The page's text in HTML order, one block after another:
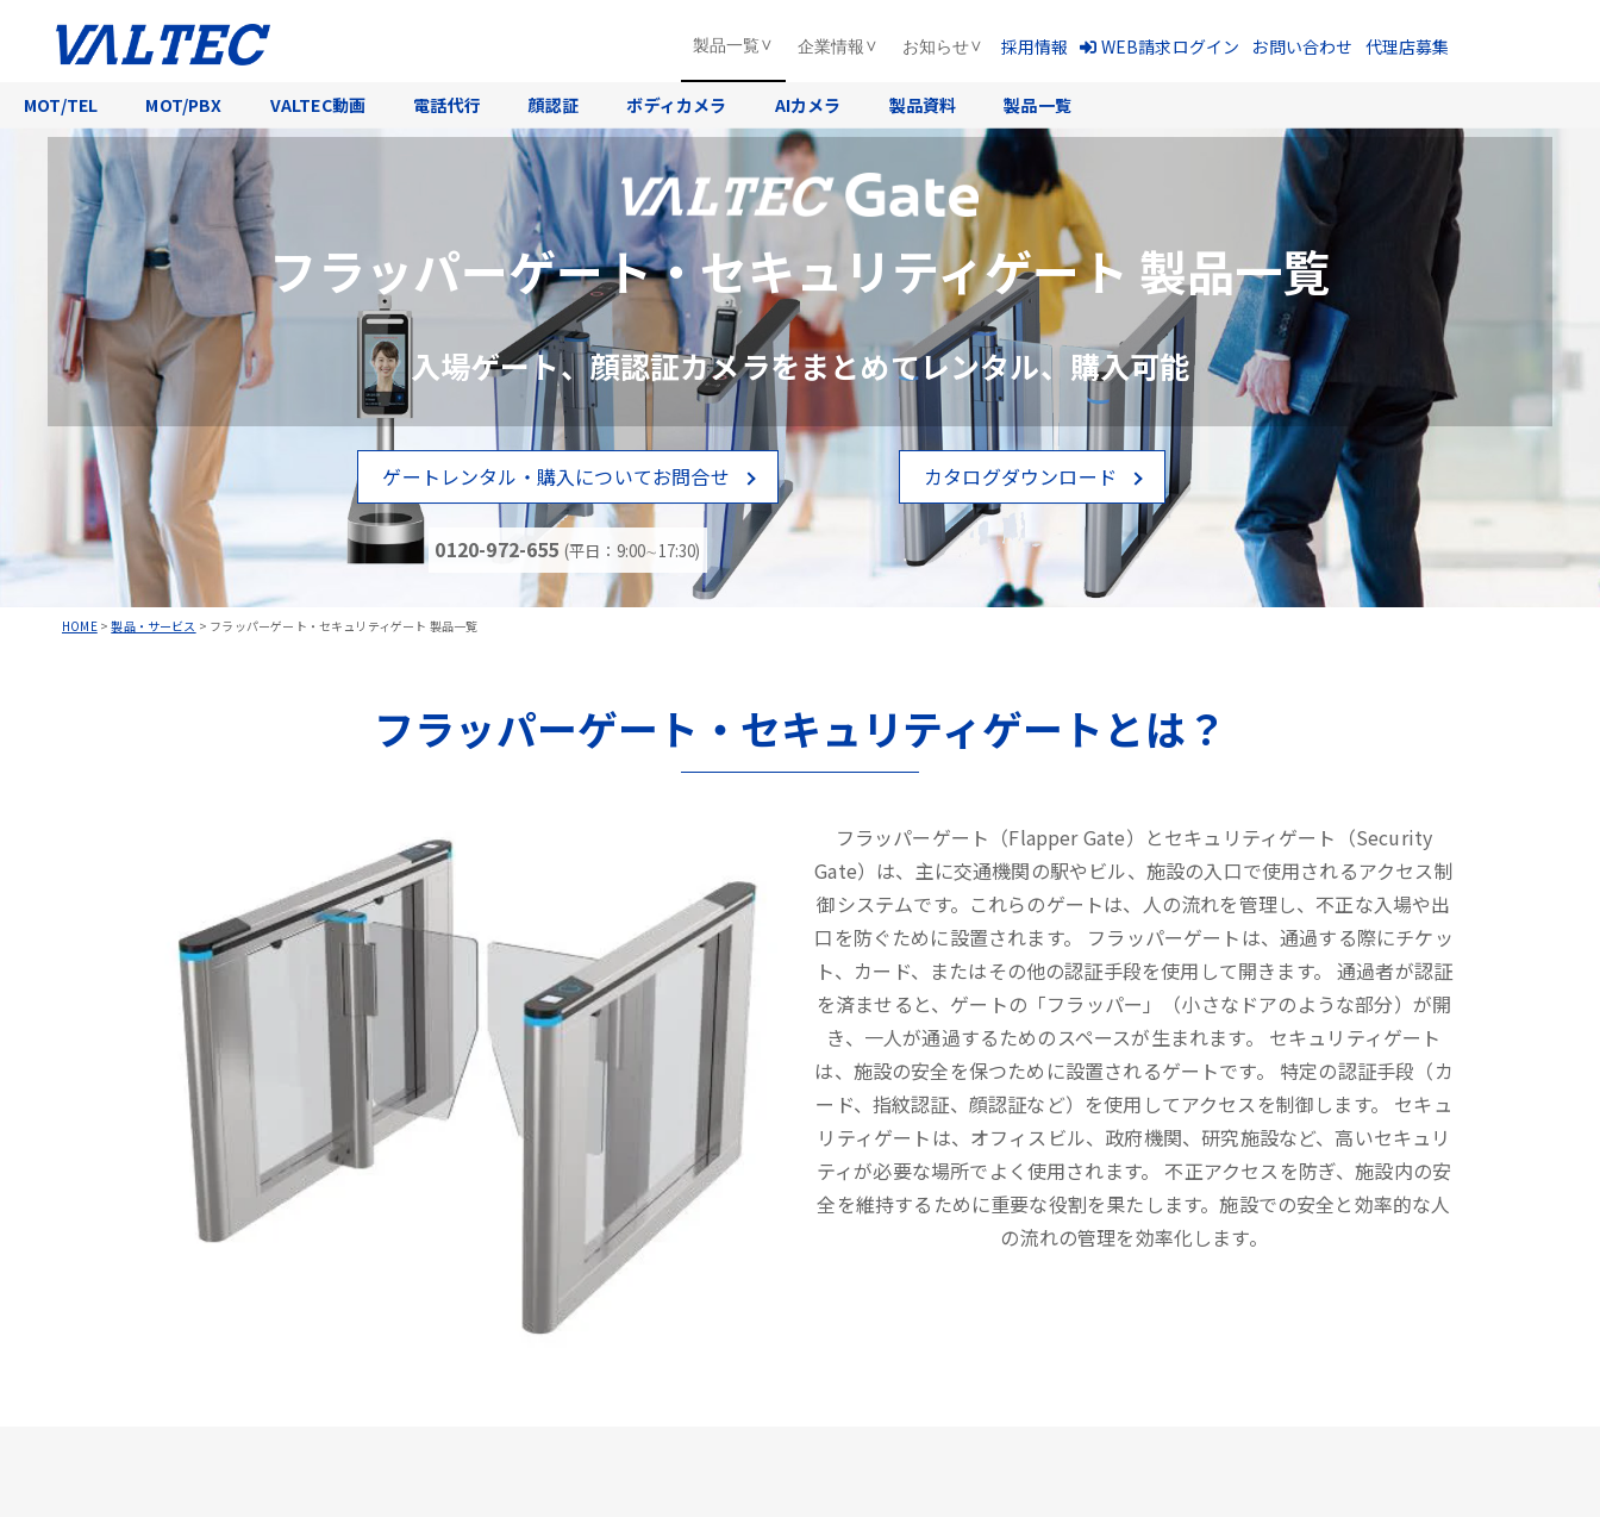
製品一覧
MOT/TEL MOT/PBX VALTEC動画 電話代行 顔認証 ボディカメラ AIカメラ 製品資料 製品一覧
企業情報 お知らせ 採用情報 WEB請求ログイン お問い合わせ 代理店募集
HOME>製品・サービス > フラッパーゲート・セキュリティゲート 製品一覧
フラッパーゲート・セキュリティゲート 製品一覧
入場ゲート、顔認証カメラをまとめてレンタル、購入可能
ゲートレンタル・購入についてお問合せ
0120-972-655 (平日：9:00∼17:30)
カタログダウンロード
フラッパーゲート・セキュリティゲートとは？
フラッパーゲート（Flapper Gate）とセキュリティゲート（Security
Gate）は、主に交通機関の駅やビル、施設の入口で使用されるアクセス制
御システムです。これらのゲートは、人の流れを管理し、不正な入場や出
口を防ぐために設置されます。 フラッパーゲートは、通過する際にチケッ
ト、カード、またはその他の認証手段を使用して開きます。 通過者が認証
を済ませると、ゲートの「フラッパー」（小さなドアのような部分）が開
き、一人が通過するためのスペースが生まれます。 セキュリティゲート
は、施設の安全を保つために設置されるゲートです。 特定の認証手段（カ
ード、指紋認証、顔認証など）を使用してアクセスを制御します。 セキュ
リティゲートは、オフィスビル、政府機関、研究施設など、高いセキュリ
ティが必要な場所でよく使用されます。 不正アクセスを防ぎ、施設内の安
全を維持するために重要な役割を果たします。施設での安全と効率的な人
の流れの管理を効率化します。